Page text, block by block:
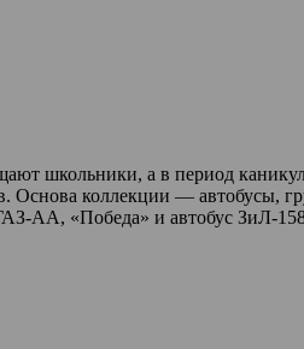
школьники, а в период
Основа коллекции — автобусы,
АА, «Победа» и автобус ЗиЛ-